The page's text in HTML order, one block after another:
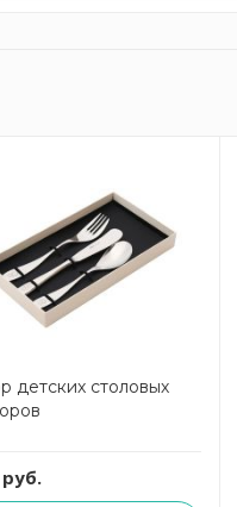
детских столовых